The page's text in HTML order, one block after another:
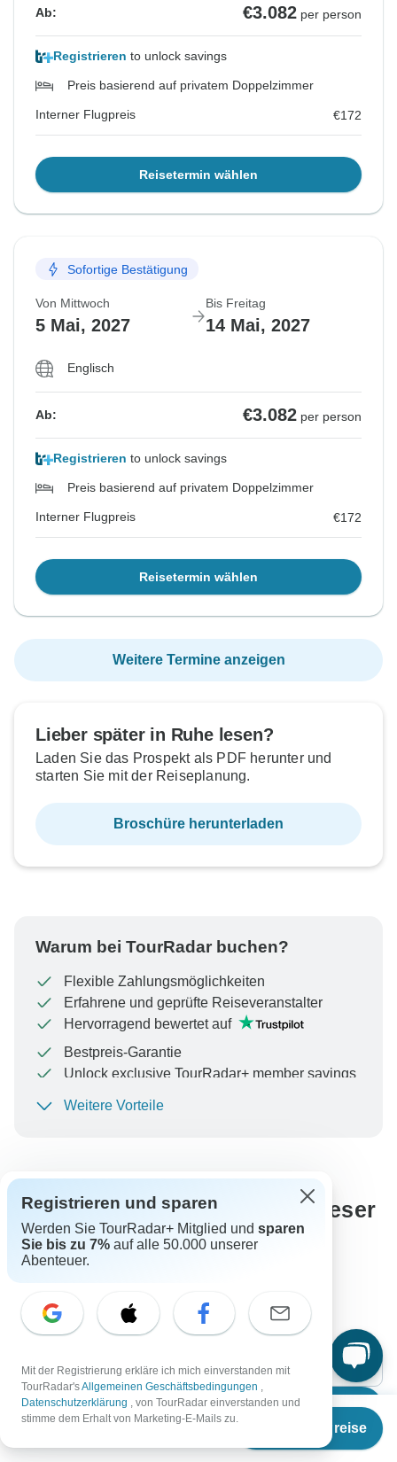
Termine & Preise
Ab: €3.082 per person
Registrieren to unlock savings
Preis basierend auf privatem Doppelzimmer
Interner Flugpreis €172
Reisetermin wählen
Sofortige Bestätigung
Von Mittwoch
5 Mai, 2027
Bis Freitag
14 Mai, 2027
Englisch
Ab: €3.082 per person
Registrieren to unlock savings
Preis basierend auf privatem Doppelzimmer
Interner Flugpreis €172
Reisetermin wählen
Weitere Termine anzeigen
Lieber später in Ruhe lesen?
Laden Sie das Prospekt als PDF herunter und
starten Sie mit der Reiseplanung.
Broschüre herunterladen
Warum bei TourRadar buchen?
Flexible Zahlungsmöglichkeiten
Erfahrene und geprüfte Reiseveranstalter
Hervorragend bewertet auf
Bestpreis-Garantie
Unlock exclusive TourRadar+ member savings
Um Ihre Zahlung zu schützen und sicherzustellen,
Weitere Vorteile
Fragen unserer Kunden zu dieser
Reise
Diese Übersetzung bewerten
Suche
Registrieren und sparen
Werden Sie TourRadar+ Mitglied und sparen
Sie bis zu 7% auf alle 50.000 unserer
Abenteuer.
Mit der Registrierung erkläre ich mich einverstanden mit
TourRadar'sAllgemeinen Geschäftsbedingungen ,
Datenschutzerklärung , von TourRadar einverstanden und
stimme dem Erhalt von Marketing-E-Mails zu.